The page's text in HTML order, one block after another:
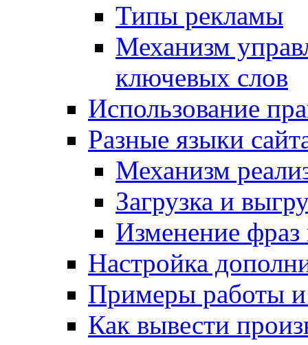
Типы рекламы
Механизм
ключевых слов
Использование
Разные языки
Механизм
Загрузка и
Изменение
Настройка
Примеры работы
Как вывести